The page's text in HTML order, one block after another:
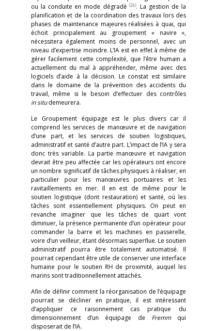
ou la conduite en mode dégradé (26). La gestion de la
planification et de la coordination des travaux lors des
phases de maintenance majeures réalisées à quai, qui
échoit principalement au groupement « navire »,
nécessitera également moins de personnel, avec un
niveau d’expertise moindre. L’IA est en effet à même de
gérer facilement cette complexité, que l’être humain a
actuellement du mal à appréhender, même avec des
logiciels d’aide à la décision. Le constat est similaire
dans le domaine de la prévention des accidents du
travail, même si le besoin d’effectuer des contrôles
in situdemeurera.
Le Groupement équipage est le plus divers car il
comprend les services de manœuvre et de navigation
d’une part, et les services de soutien logistiques,
administratif et santé d’autre part. L’impact de l’IA y sera
donc très variable. La partie manœuvre et navigation
devrait être peu affectée car les opérateurs ont encore
un nombre significatif de tâches physiques à réaliser, en
particulier pour les manœuvres portuaires et les
ravitaillements en mer. Il en est de même pour le
soutien logistique (dont restauration) et santé, où les
tâches sont essentiellement physiques. On peut en
revanche imaginer que les tâches de quart vont
diminuer, la présence permanente d’un opérateur pour
commander la barre et les machines en passerelle,
voire d’un veilleur, étant désormais superflue. Le soutien
administratif pourra être totalement automatisé. Il
pourrait cependant être utile de conserver une interface
humaine pour le soutien RH de proximité, auquel les
marins sont traditionnellement attachés.
Afin de définir comment la réorganisation de l’équipage
pourrait se décliner en pratique, il est intéressant
d’appliquer ce raisonnement cas pratique du
dimensionnement d’un équipage de Fremm qui
disposerait de l’IA.